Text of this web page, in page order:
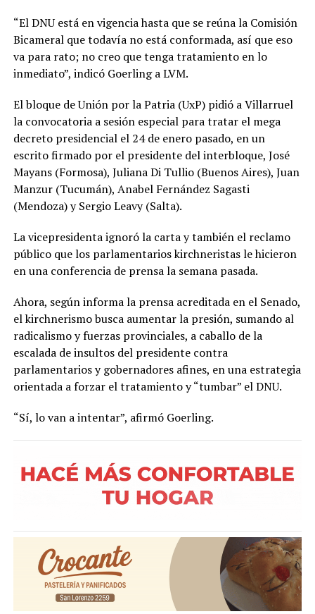
“El DNU está en vigencia hasta que se reúna la Comisión
Bicameral que todavía no está conformada, así que eso
va para rato; no creo que tenga tratamiento en lo
inmediato”, indicó Goerling a LVM.
El bloque de Unión por la Patria (UxP) pidió a Villarruel
la convocatoria a sesión especial para tratar el mega
decreto presidencial el 24 de enero pasado, en un
escrito firmado por el presidente del interbloque, José
Mayans (Formosa), Juliana Di Tullio (Buenos Aires), Juan
Manzur (Tucumán), Anabel Fernández Sagasti
(Mendoza) y Sergio Leavy (Salta).
La vicepresidenta ignoró la carta y también el reclamo
público que los parlamentarios kirchneristas le hicieron
en una conferencia de prensa la semana pasada.
Ahora, según informa la prensa acreditada en el Senado,
el kirchnerismo busca aumentar la presión, sumando al
radicalismo y fuerzas provinciales, a caballo de la
escalada de insultos del presidente contra
parlamentarios y gobernadores afines, en una estrategia
orientada a forzar el tratamiento y “tumbar” el DNU.
“Sí, lo van a intentar”, afirmó Goerling.